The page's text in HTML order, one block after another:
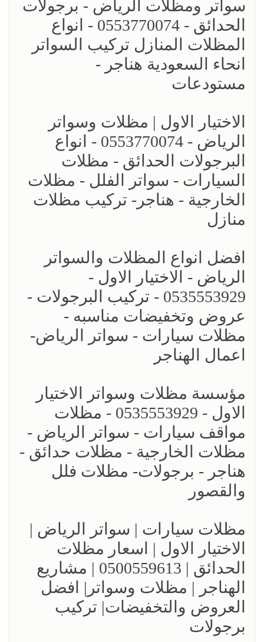
سواتر ومظلات الرياض - برجولات
الحدائق - 0553770074 - انواع
المظلات المنازل تركيب السواتر
انحاء السعودية هناجر -
مستودعات
الاختيار الاول | مظلات وسواتر
الرياض - 0553770074 - انواع
البرجولات الحدائق - مظلات
السيارات - سواتر الفلل - مظلات
الخارجية - هناجر- تركيب مظلات
منازل
افضل انواع المظلات والسواتر
الرياض - الاختيار الاول -
0535553929 - تركيب البرجولات -
عروض وتخفيضات مناسبه -
مظلات سيارات - سواتر الرياض-
اعمال الهناجر
مؤسسة مظلات وسواتر الاختيار
الاول - 0535553929 - مظلات
مواقف سيارات - سواتر الرياض -
مظلات الخارجية - مظلات حدائق -
هناجر - برجولات- مظلات فلل
والقصور
مظلات سيارات | سواتر الرياض |
الاختيار الاول | اسعار مظلات
الحدائق | 0500559613 | مشاريع
الهناجر | مظلات وسواتر| افضل
العروض والتخفيضات| تركيب
برجولات